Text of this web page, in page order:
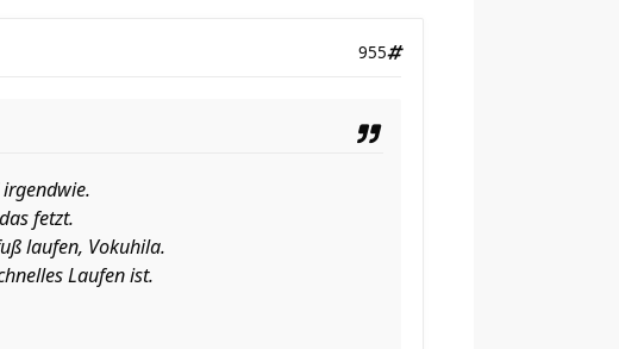
955
fetzt.
laufen, Vokuhila.
Laufen ist.